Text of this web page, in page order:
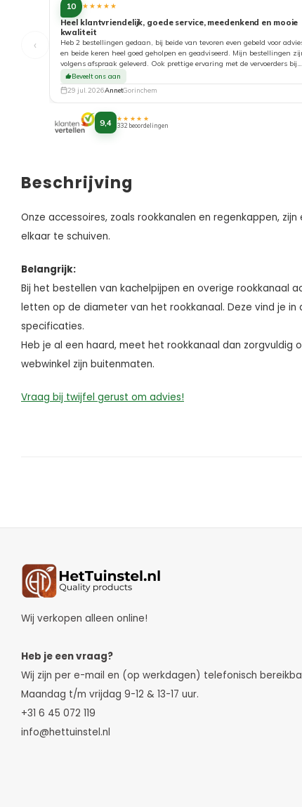
‹
10 ★★★★★
Heel klantvriendelijk, goede service, meedenkend en mooie
kwaliteit
Heb 2 bestellingen gedaan, bij beide van tevoren even gebeld voor
en beide keren heel goed geholpen en geadviseerd. Mijn bestellingen
volgens afspraak geleverd. Ook prettige ervaring met de vervoerders bij
aflevering. Top!
Beveelt ons aan
29 jul. 2026AnnetGorinchem
9,4 ★★★★★
332 beoordelingen
Beschrijving
Onze accessoires, zoals rookkanalen en regenkappen,
elkaar te schuiven.
Belangrijk:
Bij het bestellen van kachelpijpen en overige rookkanaal
letten op de diameter van het rookkanaal. Deze vind je in
specificaties.
Heb je al een haard, meet het rookkanaal dan zorgvuldig
webwinkel zijn buitenmaten.
Vraag bij twijfel gerust om advies!
Wij verkopen alleen online!
Heb je een vraag?
Wij zijn per e-mail en (op werkdagen) telefonisch
Maandag t/m vrijdag 9-12 & 13-17 uur.
+31 6 45 072 119
info@hettuinstel.nl